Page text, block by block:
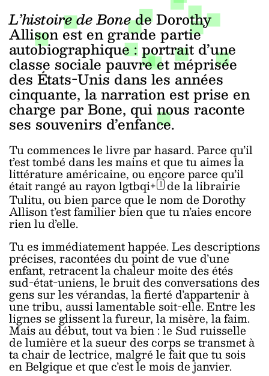
L’histoire de Bonede Dorothy
Allison est en grande partie
autobiographique : portrait d’une
classe sociale pauvre et méprisée
des États-Unis dans les années
cinquante, la narration est prise en
charge par Bone, qui nous raconte
ses souvenirs d’enfance.
Tu commences le livre par hasard. Parce qu’il
t’est tombé dans les mains et que tu aimes la
littérature américaine, ou encore parce qu’il
était rangé au rayon lgtbqi+ 1de la librairie
Tulitu, ou bien parce que le nom de Dorothy
Allison t’est familier bien que tu n’aies encore
rien lu d’elle.
Tu es immédiatement happée. Les descriptions
précises, racontées du point de vue d’une
enfant, retracent la chaleur moite des étés
sud-état-uniens, le bruit des conversations des
gens sur les vérandas, la fierté d’appartenir à
une tribu, aussi lamentable soit-elle. Entre les
lignes se glissent la fureur, la misère, la faim.
Mais au début, tout va bien : le Sud ruisselle
de lumière et la sueur des corps se transmet à
ta chair de lectrice, malgré le fait que tu sois
en Belgique et que c’est le mois de janvier.